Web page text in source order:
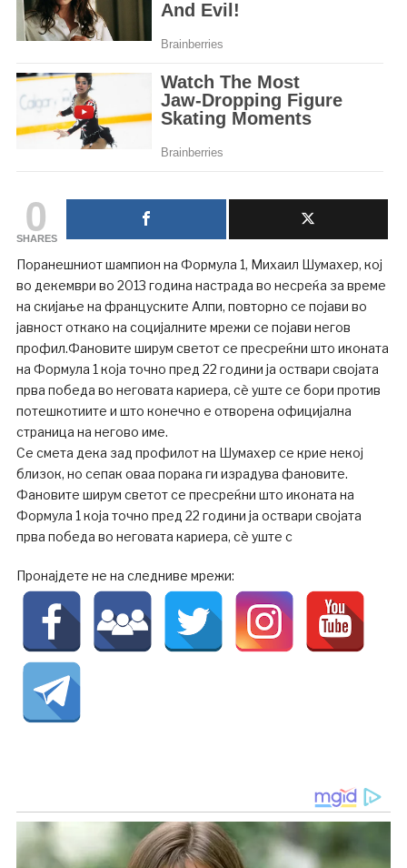
0
SHARES
Поранешниот шампион на Формула 1, Михаил Шумахер, кој
во декември во 2013 година настрада во несреќа за време
на скијање на француските Алпи, повторно се појави во
јавност откако на социјалните мрежи се појави негов
профил.Фановите ширум светот се пресреќни што иконата
на Формула 1 која точно пред 22 години ја оствари својата
прва победа во неговата кариера, сѐ уште се бори против
потешкотиите и што конечно е отворена официјална
страница на негово име.
Се смета дека зад профилот на Шумахер се крие некој
близок, но сепак оваа порака ги израдува фановите.
Фановите ширум светот се пресреќни што иконата на
Формула 1 која точно пред 22 години ја оствари својата
прва победа во неговата кариера, сѐ уште с
Пронајдете не на следниве мрежи: